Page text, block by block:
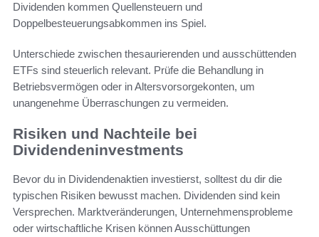
Dividenden kommen Quellensteuern und
Doppelbesteuerungsabkommen ins Spiel.
Unterschiede zwischen thesaurierenden und ausschüttenden
ETFs sind steuerlich relevant. Prüfe die Behandlung in
Betriebsvermögen oder in Altersvorsorgekonten, um
unangenehme Überraschungen zu vermeiden.
Risiken und Nachteile bei
Dividendeninvestments
Bevor du in Dividendenaktien investierst, solltest du dir die
typischen Risiken bewusst machen. Dividenden sind kein
Versprechen. Marktveränderungen, Unternehmensprobleme
oder wirtschaftliche Krisen können Ausschüttungen